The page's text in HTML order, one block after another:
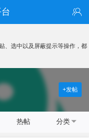
、选中以及屏蔽提示等操作，都
+发帖
热帖 分类